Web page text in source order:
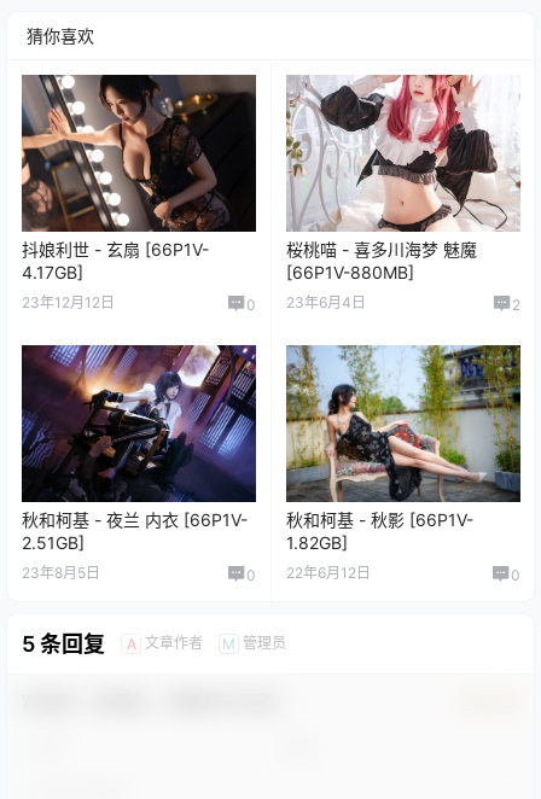
猜你喜欢
抖娘利世 - 玄扇 [66P1V-
4.17GB]
23年12月12日 0
桜桃喵 - 喜多川海梦 魅魔
[66P1V-880MB]
23年6月4日 2
秋和柯基 - 夜兰 内衣 [66P1V-
2.51GB]
23年8月5日 0
秋和柯基 - 秋影 [66P1V-
1.82GB]
22年6月12日 0
5 条回复 A 文章作者 M 管理员